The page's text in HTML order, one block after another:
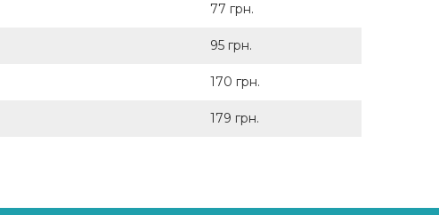
77 грн.
95 грн.
170 грн.
179 грн.